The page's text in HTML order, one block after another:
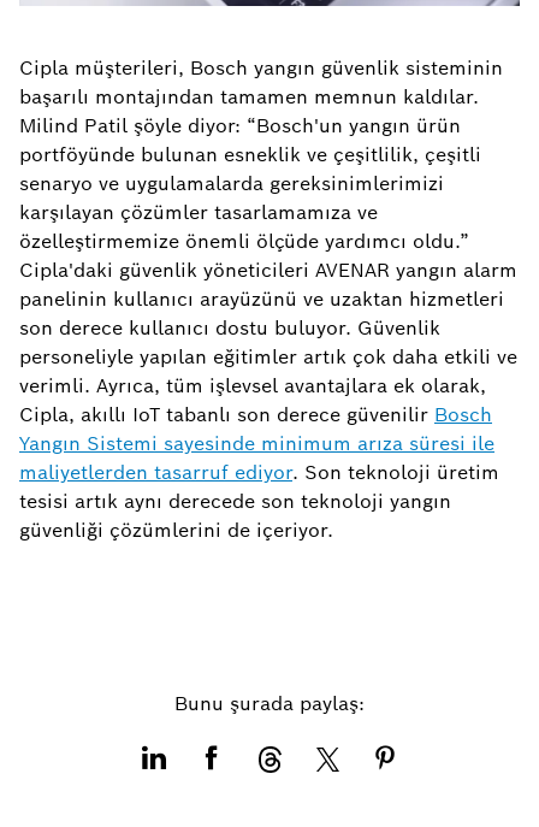
Cipla müşterileri, Bosch yangın güvenlik sisteminin
başarılı montajından tamamen memnun kaldılar.
Milind Patil şöyle diyor: “Bosch'un yangın ürün
portföyünde bulunan esneklik ve çeşitlilik, çeşitli
senaryo ve uygulamalarda gereksinimlerimizi
karşılayan çözümler tasarlamamıza ve
özelleştirmemize önemli ölçüde yardımcı oldu.”
Cipla'daki güvenlik yöneticileri AVENAR yangın alarm
panelinin kullanıcı arayüzünü ve uzaktan hizmetleri
son derece kullanıcı dostu buluyor. Güvenlik
personeliyle yapılan eğitimler artık çok daha etkili ve
verimli. Ayrıca, tüm işlevsel avantajlara ek olarak,
Cipla, akıllı IoT tabanlı son derece güvenilir Bosch
Yangın Sistemi sayesinde minimum arıza süresi ile
maliyetlerden tasarruf ediyor. Son teknoloji üretim
tesisi artık aynı derecede son teknoloji yangın
güvenliği çözümlerini de içeriyor.
Bunu şurada paylaş: